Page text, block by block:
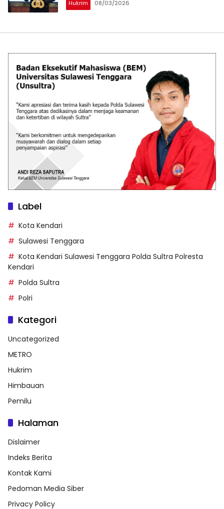
Hukrim 08/03/2026
Label
Kota Kendari
Sulawesi Tenggara
Kota Kendari Sulawesi Tenggara Polda Sultra Polresta
Kendari
Polda Sultra
Polri
Kategori
Uncategorized
METRO
Hukrim
Himbauan
Pemilu
Halaman
Dislaimer
Indeks Berita
Kontak Kami
Pedoman Media Siber
Privacy Policy